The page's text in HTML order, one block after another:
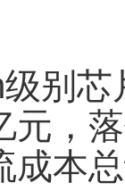
别
元，
成本